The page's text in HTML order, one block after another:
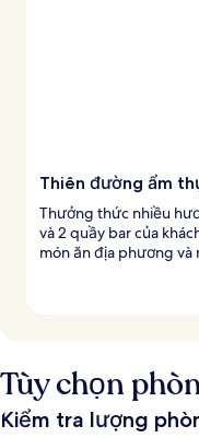
Thiên đường ẩm
Thưởng thức nhiều
và 2 quầy bar của
món ăn địa phương và
Tùy chọn
Kiểm tra lượng